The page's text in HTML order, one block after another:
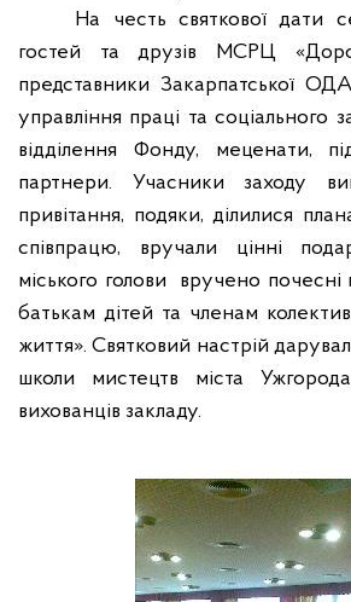
На честь святкової дати
гостей та друзів МСРЦ
представники Закарпатської
управління праці та соціального
відділення Фонду, меценати,
партнери. Учасники заходу
привітання, подяки, ділилися
співпрацю, вручали цінні
міського голови
вручено почесні
батькам дітей та членам
життя». Святковий настрій
школи мистецтв міста
вихованців закладу.